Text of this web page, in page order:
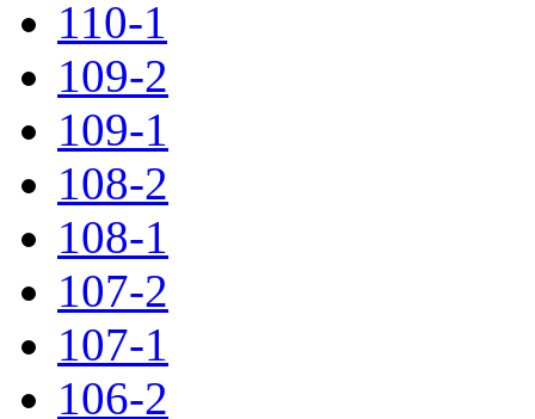
110-1
109-2
109-1
108-2
108-1
107-2
107-1
106-2